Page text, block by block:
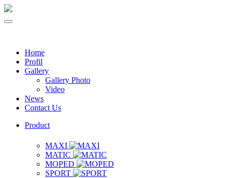
Home
Profil
Gallery
Gallery Photo
Video
News
Contact Us
Product
MAXI
MATIC
MOPED
SPORT